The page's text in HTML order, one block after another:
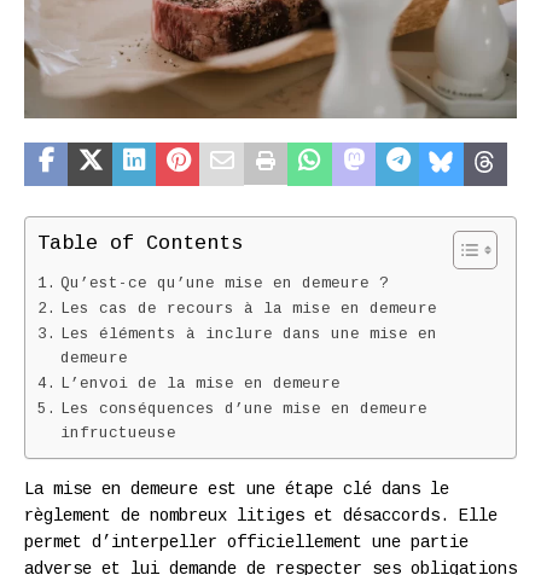
Table of Contents
Qu’est-ce qu’une mise en demeure ?
Les cas de recours à la mise en demeure
Les éléments à inclure dans une mise en
demeure
L’envoi de la mise en demeure
Les conséquences d’une mise en demeure
infructueuse
La mise en demeure est une étape clé dans le
règlement de nombreux litiges et désaccords. Elle
permet d’interpeller officiellement une partie
adverse et lui demande de respecter ses obligations